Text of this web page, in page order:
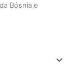
Bósnia e